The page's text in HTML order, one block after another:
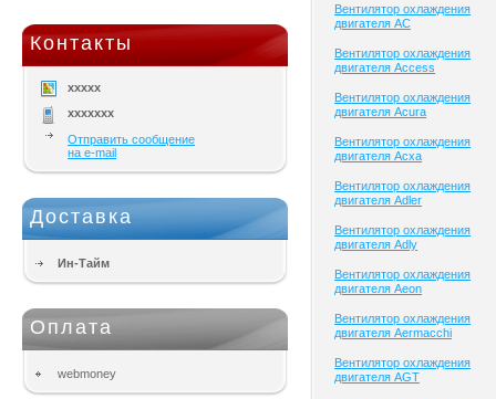
Контакты
xxxxx
xxxxxxx
Отправить сообщение
на e-mail
Доставка
Ин-Тайм
Оплата
webmoney
Вентилятор охлаждения
двигателя AC
Вентилятор охлаждения
двигателя Access
Вентилятор охлаждения
двигателя Acura
Вентилятор охлаждения
двигателя Acxa
Вентилятор охлаждения
двигателя Adler
Вентилятор охлаждения
двигателя Adly
Вентилятор охлаждения
двигателя Aeon
Вентилятор охлаждения
двигателя Aermacchi
Вентилятор охлаждения
двигателя AGT